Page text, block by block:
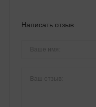
Написать отзыв